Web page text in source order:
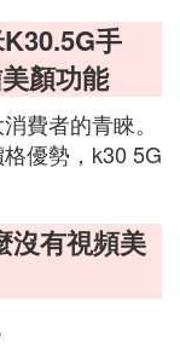
手
顏功能
費者的青睞。
優勢，k30 5G
沒有視頻美